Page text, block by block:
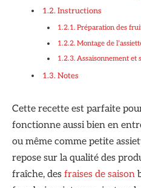
Instructions
Préparation des
Montage de
Assaisonnement et
Notes
Cette recette est parfaite
fonctionne aussi bien en
ou même comme petite
repose sur la qualité des
fraîche, des fraises de saison